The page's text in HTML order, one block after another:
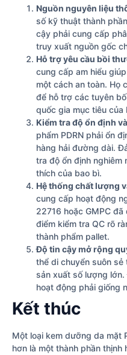
Nguồn nguyên liệu
số kỹ thuật thành
cậy phải cung cấp
truy xuất nguồn gốc
Hỗ trợ yêu cầu bồi
cung cấp am hiểu
một cách an toàn. Họ
để hỗ trợ các tuyên
quốc gia mục tiêu của
Kiểm tra độ ổn định
phẩm PDRN phải ổn
hàng hải đường dài.
tra độ ổn định nghiêm
thích của bao bì.
Hệ thống chất lượng
cung cấp hoạt động
22716 hoặc GMPC
điểm kiểm tra QC rõ
thành phẩm pallet.
Độ tin cậy mở rộng
thể di chuyển suôn sẻ
sản xuất số lượng
hoạt động phải giống
Kết thúc
Một loại kem dưỡng da mặt
hơn là một thành phần thịnh